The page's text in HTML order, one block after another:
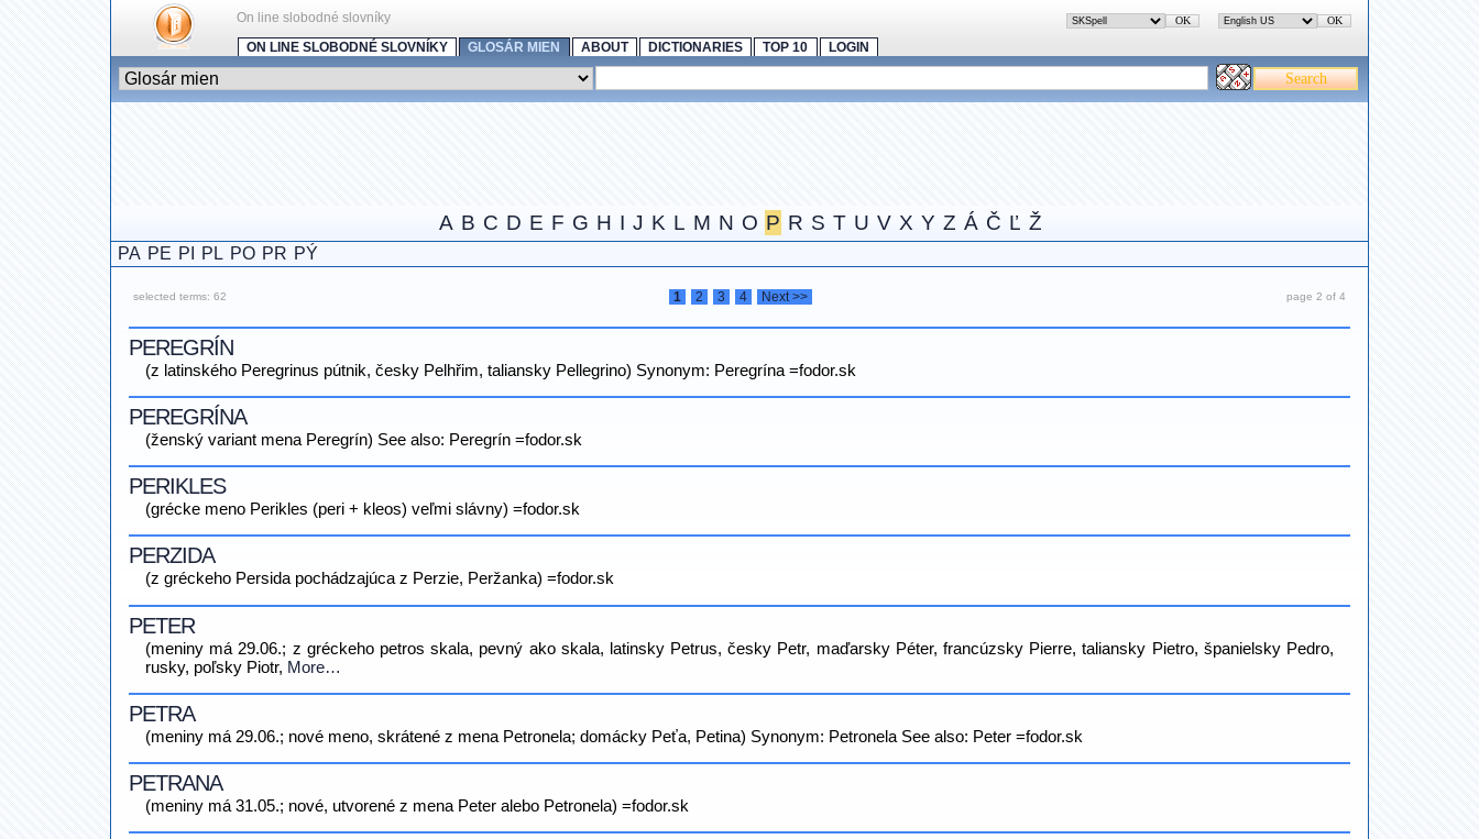
On line slobodné slovníky
ON LINE SLOBODNÉ SLOVNÍKY
GLOSÁR MIEN ABOUT DICTIONARIES TOP 10 LOGIN
A B C D E F G H I J K L M N O P R S T U V X Y Z Á Č Ľ Ž
PA PE PI PL PO PR PÝ
selected terms: 62 1 2 3 4 Next >> page 2 of 4
PEREGRÍN
(z latinského Peregrinus pútnik, česky Pelhřim, taliansky Pellegrino) Synonym: Peregrína =fodor.sk
PEREGRÍNA
(ženský variant mena Peregrín) See also: Peregrín =fodor.sk
PERIKLES
(grécke meno Perikles (peri + kleos) veľmi slávny) =fodor.sk
PERZIDA
(z gréckeho Persida pochádzajúca z Perzie, Peržanka) =fodor.sk
PETER
(meniny má 29.06.; z gréckeho petros skala, pevný ako skala, latinsky Petrus, česky Petr, maďarsky Péter, francúzsky Pierre, taliansky Pietro, španielsky Pedro,
rusky, poľsky Piotr, More…
PETRA
(meniny má 29.06.; nové meno, skrátené z mena Petronela; domácky Peťa, Petina) Synonym: Petronela See also: Peter =fodor.sk
PETRANA
(meniny má 31.05.; nové, utvorené z mena Peter alebo Petronela) =fodor.sk